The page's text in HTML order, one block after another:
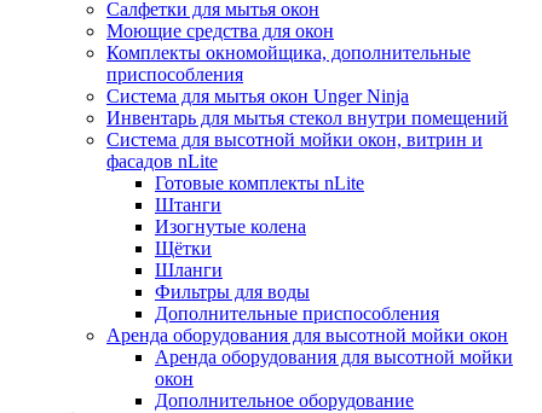
Салфетки для мытья окон
Моющие средства для окон
Комплекты окномойщика, дополнительные
приспособления
Система для мытья окон Unger Ninja
Инвентарь для мытья стекол внутри помещений
Система для высотной мойки окон, витрин и
фасадов nLite
Готовые комплекты nLite
Штанги
Изогнутые колена
Щётки
Шланги
Фильтры для воды
Дополнительные приспособления
Аренда оборудования для высотной мойки окон
Аренда оборудования для высотной мойки
окон
Дополнительное оборудование